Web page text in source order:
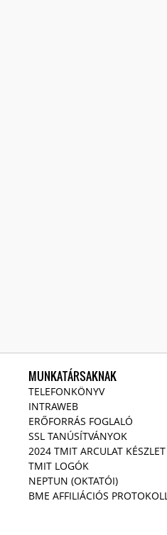
MUNKATÁRSAKNAK
TELEFONKÖNYV
INTRAWEB
ERŐFORRÁS FOGLALÓ
SSL TANÚSÍTVÁNYOK
2024 TMIT ARCULAT KÉSZLET
TMIT LOGÓK
NEPTUN (OKTATÓI)
BME AFFILIÁCIÓS PROTOKOLL